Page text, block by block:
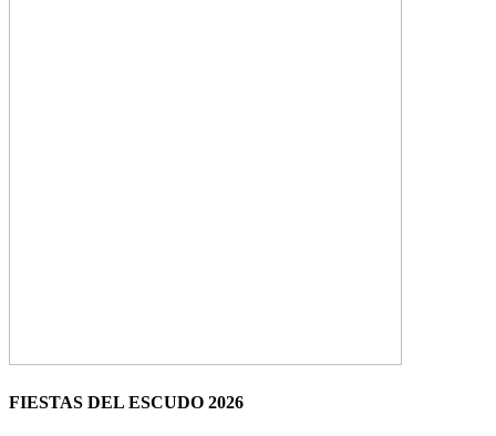
FIESTAS DEL ESCUDO 2026